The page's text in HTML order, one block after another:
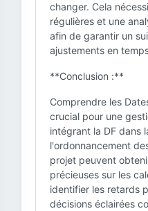
changer. Cela
régulières et une
afin de garantir un
ajustements en
**Conclusion :**
Comprendre les
crucial pour une
intégrant la DF dans
l'ordonnancement
projet peuvent
précieuses sur les
identifier les retards
décisions éclairées